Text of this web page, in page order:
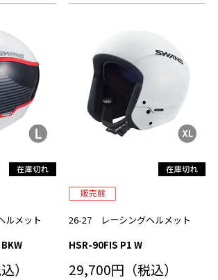
メット
）
26-27 レーシングヘルメット
HSR-90FIS P1 W
29,700円（税込）